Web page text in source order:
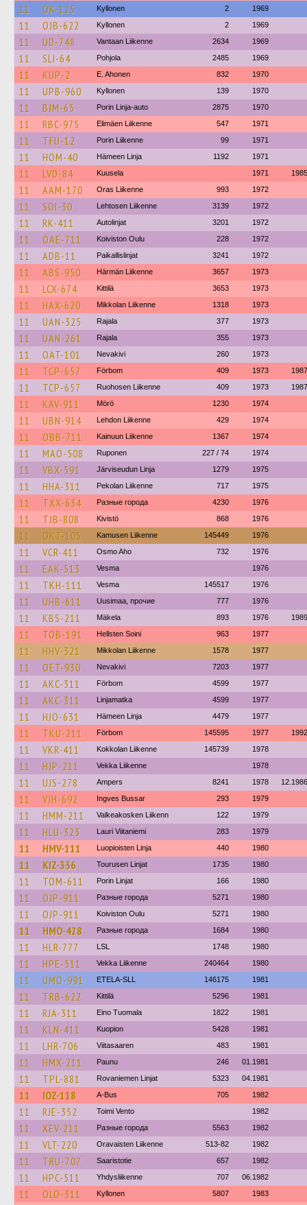
11 OK-125 Kyllonen 2 1969
11 OJB-622 Kyllonen 2 1969
11 UD-748 Vantaan Liikenne 2634 1969
11 SLI-64 Pohjola 2485 1969
11 KUP-2 E. Ahonen 832 1970
11 UPB-960 Kyllonen 139 1970
11 BJM-65 Porin Linja-auto 2875 1970
11 RBC-975 Elimäen Liikenne 547 1971
11 TFU-12 Porin Liikenne 99 1971
11 HOM-40 Hämeen Linja 1192 1971
11 LVD-84 Kuusela 1971 1985
11 AAM-170 Oras Liikenne 993 1972
11 SOI-30 Lehtosen Liikenne 3139 1972
11 RK-411 Autolinjat 3201 1972
11 OAE-711 Koiviston Oulu 228 1972
11 ADB-11 Paikallislinjat 3241 1972
11 ABS-950 Härmän Liikenne 3657 1973
11 LCX-674 Kittilä 3653 1973
11 HAX-620 Mikkolan Liikenne 1318 1973
11 UAN-325 Rajala 377 1973
11 UAN-261 Rajala 355 1973
11 OAT-101 Nevakivi 260 1973
11 TCP-657 Förbom 409 1973 1987
11 TCP-657 Ruohosen Liikenne 409 1973 1987
11 KAV-911 Mörö 1230 1974
11 UBN-914 Lehdon Liikenne 429 1974
11 OBB-711 Kainuun Liikenne 1367 1974
11 MAO-508 Ruponen 227 / 74 1974
11 VBX-591 Järviseudun Linja 1279 1975
11 HHA-311 Pekolan Liikenne 717 1975
11 TXX-634 Разные города 4230 1976
11 TJB-808 Kivistö 868 1976
11 OKT-105 Kamusen Liikenne 145449 1976
11 VCR-411 Osmo Aho 732 1976
11 EAK-513 Vesma 1976
11 TKH-111 Vesma 145517 1976
11 UHB-611 Uusimaa, прочие 777 1976
11 KBS-211 Mäkela 893 1976 1989
11 TOB-191 Hellsten Soini 963 1977
11 HHV-321 Mikkolan Liikenne 1578 1977
11 OET-930 Nevakivi 7203 1977
11 AKC-311 Förbom 4599 1977
11 AKC-311 Linjamatka 4599 1977
11 HJO-631 Hämeen Linja 4479 1977
11 TKU-211 Förbom 145595 1977 1992
11 VKR-411 Kokkolan Liikenne 145739 1978
11 HJP-211 Vekka Liikenne 1978
11 UJS-278 Ampers 8241 1978 12.1986
11 VJH-692 Ingves Bussar 293 1979
11 HMM-211 Valkeakosken Liikenn 122 1979
11 HLU-323 Lauri Viitaniemi 283 1979
11 HMV-111 Luopioisten Linja 440 1980
11 KIZ-336 Tourusen Linjat 1735 1980
11 TOM-611 Porin Linjat 166 1980
11 OJP-911 Разные города 5271 1980
11 OJP-911 Koiviston Oulu 5271 1980
11 HMO-428 Разные города 1684 1980
11 HLR-777 LSL 1748 1980
11 HPE-511 Vekka Liikenne 240464 1980
11 UMO-991 ETELA-SLL 146175 1981
11 TRB-622 Kittilä 5296 1981
11 RJA-311 Eino Tuomala 1822 1981
11 KLN-411 Kuopion 5428 1981
11 LHR-706 Viitasaaren 483 1981
11 HMX-211 Paunu 246 01.1981
11 TPL-881 Rovaniemen Linjat 5323 04.1981
11 IOZ-118 A-Bus 705 1982
11 RJE-352 Toimi Vento 1982
11 XEV-211 Разные города 5563 1982
11 VLT-220 Oravaisten Liikenne 513-82 1982
11 TRU-707 Saaristotie 657 1982
11 HPC-511 Yhdysliikenne 707 06.1982
11 OLO-311 Kyllonen 5807 1983